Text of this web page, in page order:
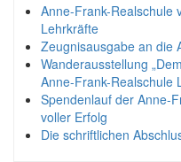
Anne-Frank-Realschule
Lehrkräfte
Zeugnisausgabe an die
Wanderausstellung
Anne-Frank-Realschule
Spendenlauf der Anne-
voller Erfolg
Die schriftlichen